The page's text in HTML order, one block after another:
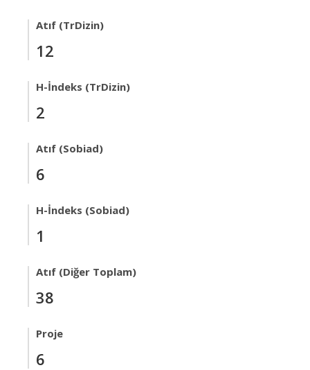
Atıf (TrDizin)
12
H-İndeks (TrDizin)
2
Atıf (Sobiad)
6
H-İndeks (Sobiad)
1
Atıf (Diğer Toplam)
38
Proje
6